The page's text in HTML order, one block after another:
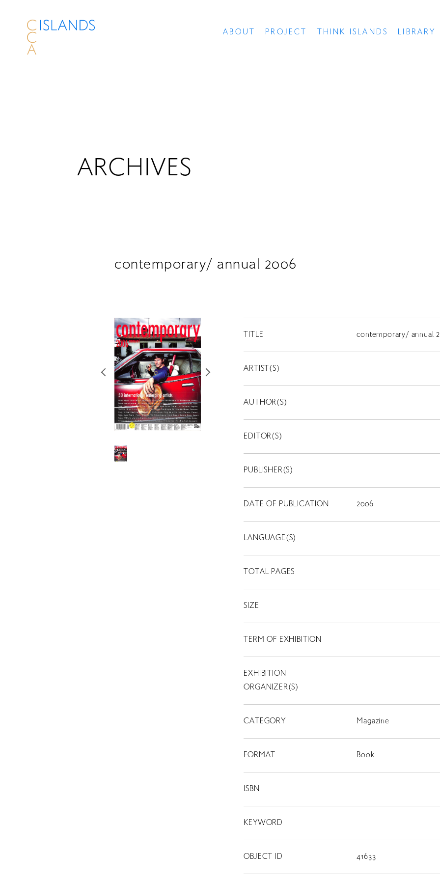
ABOUT PROJECT THINK ISLANDS LIBRARY
THINK ISLANDS
LIBRARY
RETRACE
動画
ARCHIVES
contemporary/ annual 2006
TITLE contemporary/ annual
ARTIST(S)
AUTHOR(S)
EDITOR(S)
PUBLISHER(S)
DATE OF PUBLICATION 2006
LANGUAGE(S)
TOTAL PAGES
SIZE
TERM OF EXHIBITION
EXHIBITION
ORGANIZER(S)
CATEGORY Magazine
FORMAT Book
ISBN
KEYWORD
OBJECT ID 41633